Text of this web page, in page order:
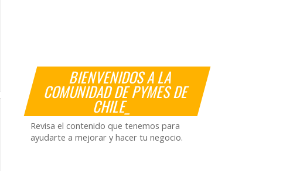
BIENVENIDOS A LA
COMUNIDAD DE PYMES DE
CHILE_
Revisa el contenido que tenemos para
ayudarte a mejorar y hacer tu negocio.